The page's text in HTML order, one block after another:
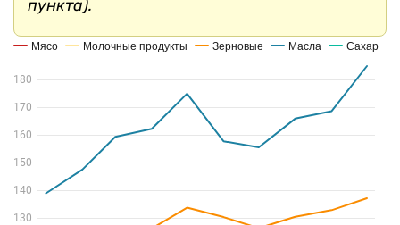
пункта).